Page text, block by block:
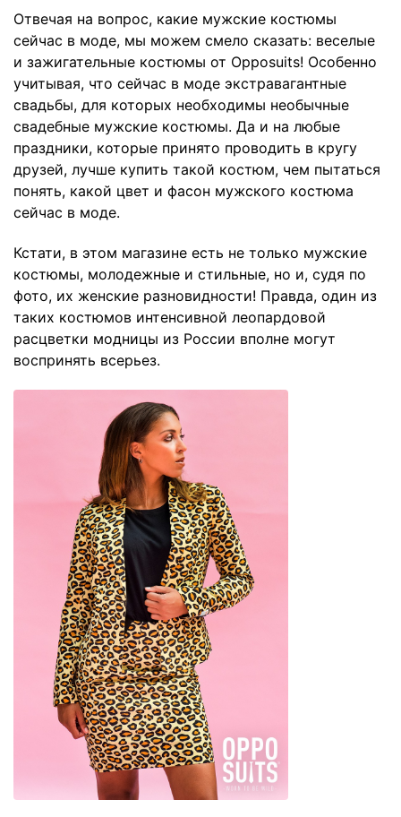
Отвечая на вопрос, какие мужские костюмы
сейчас в моде, мы можем смело сказать: веселые
и зажигательные костюмы от Opposuits! Особенно
учитывая, что сейчас в моде экстравагантные
свадьбы, для которых необходимы необычные
свадебные мужские костюмы. Да и на любые
праздники, которые принято проводить в кругу
друзей, лучше купить такой костюм, чем пытаться
понять, какой цвет и фасон мужского костюма
сейчас в моде.
Кстати, в этом магазине есть не только мужские
костюмы, молодежные и стильные, но и, судя по
фото, их женские разновидности! Правда, один из
таких костюмов интенсивной леопардовой
расцветки модницы из России вполне могут
воспринять всерьез.